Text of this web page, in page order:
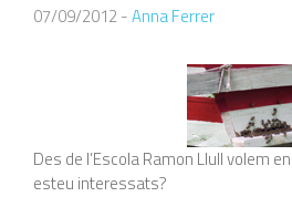
07/09/2012-Anna Ferrer
Des de l’Escola Ramon Llull volem
esteu interessats?